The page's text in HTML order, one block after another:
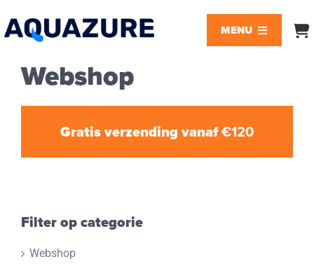
naar
MENU
Zwembaden
Infraroodcabines
Blog
Webshop
Gratis verzending vanaf€120
Filter op categorie
Webshop